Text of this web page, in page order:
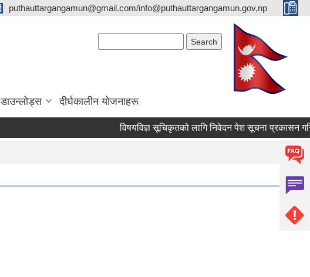
puthauttargangamun@gmail.com/info@puthauttargangamun.gov,np
डाउन्लोड्स दीर्घकालीन योजनाहरू
विषयविज्ञ सूचिकृतको लागि निवेदन पेश सूचना प्रकासन गरिएको